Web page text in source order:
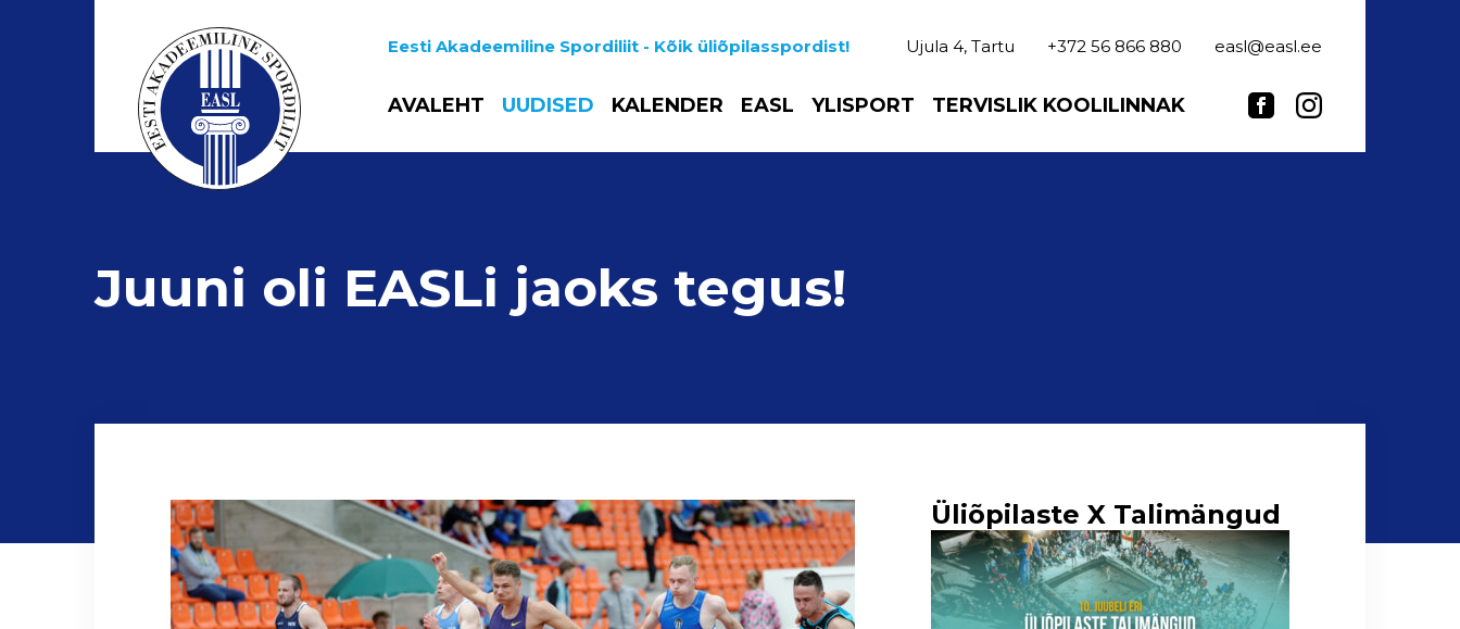
Eesti Akadeemiline Spordiliit - Kõik üliõpilasspordist! Ujula 4, Tartu +372 56 866 880 easl@easl.ee
AVALEHT UUDISED KALENDER EASL YLISPORT TERVISLIK KOOLILINNAK
Juuni oli EASLi jaoks tegus!
Üliõpilaste X Talimängud